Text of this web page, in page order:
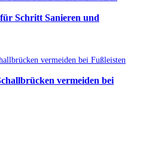
Schritt Sanieren und
vermeiden bei